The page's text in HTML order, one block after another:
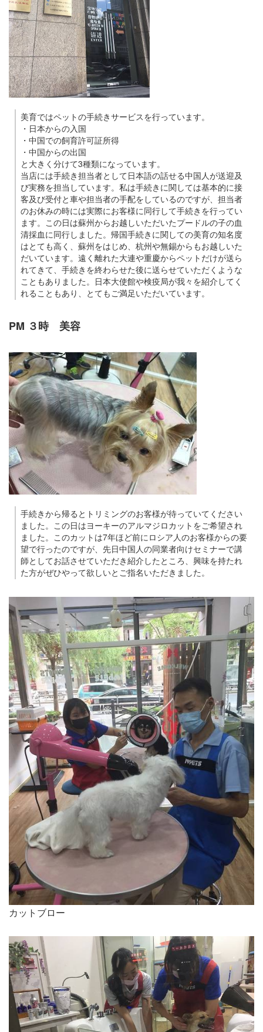
美育ではペットの手続きサービスを行っています。
・日本からの入国
・中国での飼育許可証所得
・中国からの出国
と大きく分けて3種類になっています。
当店には手続き担当者として日本語の話せる中国人が送迎及
び実務を担当しています。私は手続きに関しては基本的に接
客及び受付と車や担当者の手配をしているのですが、担当者
のお休みの時には実際にお客様に同行して手続きを行ってい
ます。この日は蘇州からお越しいただいたプードルの子の血
清採血に同行しました。帰国手続きに関しての美育の知名度
はとても高く、蘇州をはじめ、杭州や無錫からもお越しいた
だいています。遠く離れた大連や重慶からペットだけが送ら
れてきて、手続きを終わらせた後に送らせていただくような
こともありました。日本大使館や検疫局が我々を紹介してく
れることもあり、とてもご満足いただいています。
PM ３時 美容
手続きから帰るとトリミングのお客様が待っていてください
ました。この日はヨーキーのアルマジロカットをご希望され
ました。このカットは7年ほど前にロシア人のお客様からの要
望で行ったのですが、先日中国人の同業者向けセミナーで講
師としてお話させていただき紹介したところ、興味を持たれ
た方がぜひやって欲しいとご指名いただきました。
カットブロー